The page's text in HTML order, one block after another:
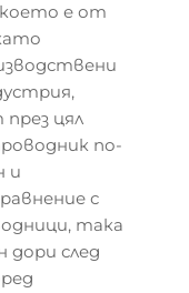
е от
цял
по-
и
с
така
дори след